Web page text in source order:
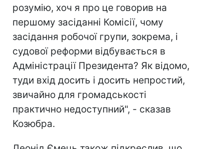
розумію, хоч я про це говорив на
першому засіданні Комісії, чому
засідання робочої групи, зокрема, і
судової реформи відбувається в
Адміністрації Президента? Як відомо,
туди вхід досить і досить непростий,
звичайно для громадськості
практично недоступний", - сказав
Козюбра.